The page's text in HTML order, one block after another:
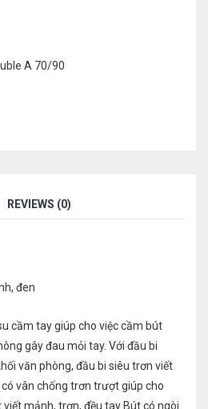
A 70/90
REVIEWS (0)
đen
cầm tay giúp cho việc cầm bút
gây đau mỏi tay. Với đầu bi
văn phòng, đầu bi siêu trơn viết
vân chống trơn trượt giúp cho
mảnh, trơn, đều tay Bút có ngòi